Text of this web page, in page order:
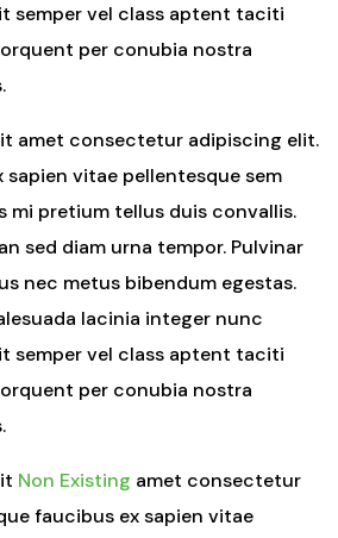
semper vel class aptent taciti
per conubia nostra
amet consectetur adipiscing elit.
sapien vitae pellentesque sem
mi pretium tellus duis convallis.
sed diam urna tempor. Pulvinar
nec metus bibendum egestas.
lacinia integer nunc
semper vel class aptent taciti
per conubia nostra
Non Existing amet consectetur
faucibus ex sapien vitae